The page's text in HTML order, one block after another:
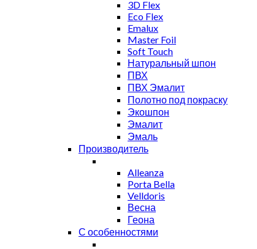
3D Flex
Eco Flex
Emalux
Master Foil
Soft Touch
Натуральный шпон
ПВХ
ПВХ Эмалит
Полотно под покраску
Экошпон
Эмалит
Эмаль
Производитель
Alleanza
Porta Bella
Velldoris
Весна
Геона
С особенностями